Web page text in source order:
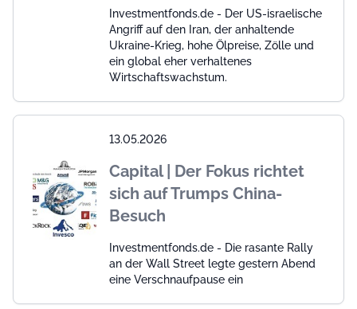
Investmentfonds.de - Der US-israelische
Angriff auf den Iran, der anhaltende
Ukraine-Krieg, hohe Ölpreise, Zölle und
ein global eher verhaltenes
Wirtschaftswachstum.
13.05.2026
Capital | Der Fokus richtet
sich auf Trumps China-
Besuch
Investmentfonds.de - Die rasante Rally
an der Wall Street legte gestern Abend
eine Verschnaufpause ein